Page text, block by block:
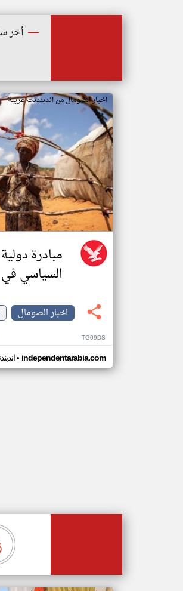
أخر
اخبار الصومال من اندبندنت عربية
مبادرة
السياسي
اخبار الصومال
TG09DS
• independentarabia.com